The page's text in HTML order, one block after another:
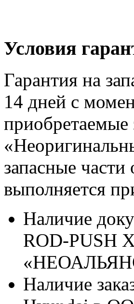
Условия
Гарантия на
14 дней с
приобретаемые
запасные
выполняется
Наличие
ROD-PUSH
Наличие